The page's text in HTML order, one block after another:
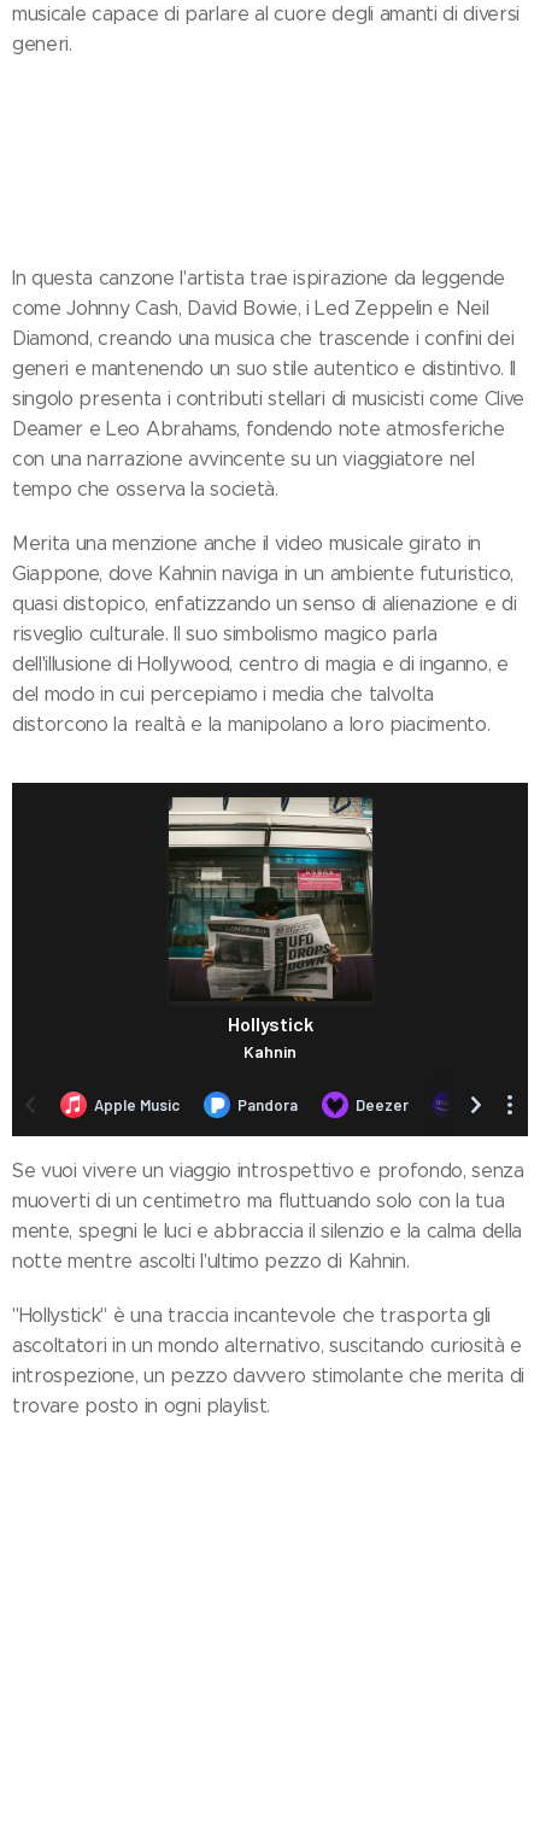
musicale capace di parlare al cuore degli amanti di diversi
generi.
In questa canzone l'artista trae ispirazione da leggende
come Johnny Cash, David Bowie, i Led Zeppelin e Neil
Diamond, creando una musica che trascende i confini dei
generi e mantenendo un suo stile autentico e distintivo. Il
singolo presenta i contributi stellari di musicisti come Clive
Deamer e Leo Abrahams, fondendo note atmosferiche
con una narrazione avvincente su un viaggiatore nel
tempo che osserva la società.
Merita una menzione anche il video musicale girato in
Giappone, dove Kahnin naviga in un ambiente futuristico,
quasi distopico, enfatizzando un senso di alienazione e di
risveglio culturale. Il suo simbolismo magico parla
dell'illusione di Hollywood, centro di magia e di inganno, e
del modo in cui percepiamo i media che talvolta
distorcono la realtà e la manipolano a loro piacimento.
Se vuoi vivere un viaggio introspettivo e profondo, senza
muoverti di un centimetro ma fluttuando solo con la tua
mente, spegni le luci e abbraccia il silenzio e la calma della
notte mentre ascolti l'ultimo pezzo di Kahnin.
"Hollystick" è una traccia incantevole che trasporta gli
ascoltatori in un mondo alternativo, suscitando curiosità e
introspezione, un pezzo davvero stimolante che merita di
trovare posto in ogni playlist.